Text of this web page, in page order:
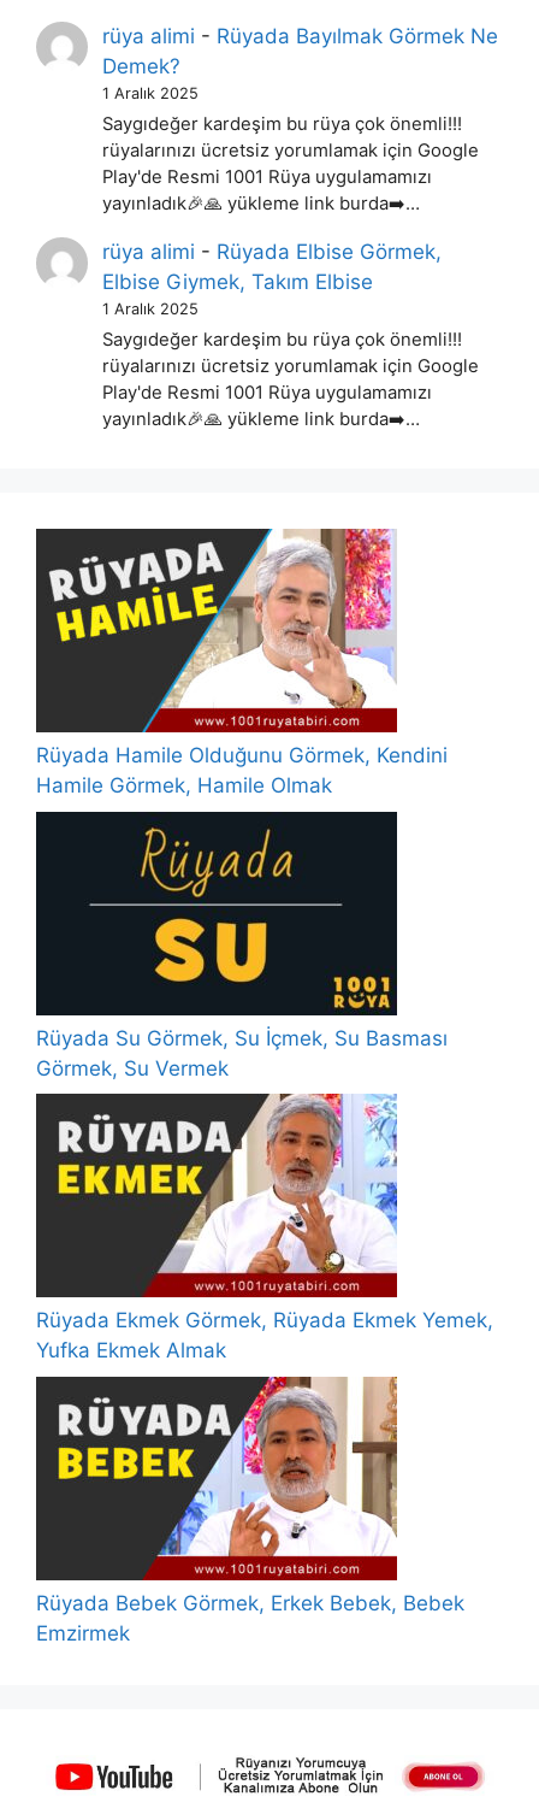
rüya alimi - Rüyada Bayılmak Görmek Ne
Demek?
1 Aralık 2025
Saygıdeğer kardeşim bu rüya çok önemli!!!
rüyalarınızı ücretsiz yorumlamak için Google
Play'de Resmi 1001 Rüya uygulamamızı
yayınladık🎉🙏 yükleme link burda➡️…
rüya alimi - Rüyada Elbise Görmek,
Elbise Giymek, Takım Elbise
1 Aralık 2025
Saygıdeğer kardeşim bu rüya çok önemli!!!
rüyalarınızı ücretsiz yorumlamak için Google
Play'de Resmi 1001 Rüya uygulamamızı
yayınladık🎉🙏 yükleme link burda➡️…
Rüyada Hamile Olduğunu Görmek, Kendini
Hamile Görmek, Hamile Olmak
Rüyada Su Görmek, Su İçmek, Su Basması
Görmek, Su Vermek
Rüyada Ekmek Görmek, Rüyada Ekmek Yemek,
Yufka Ekmek Almak
Rüyada Bebek Görmek, Erkek Bebek, Bebek
Emzirmek